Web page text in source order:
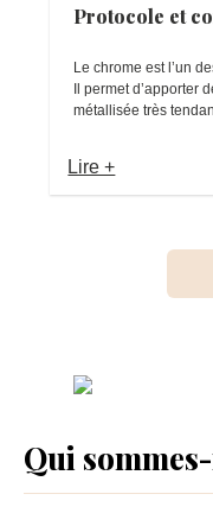
Protocole et
Le chrome est l’un
Il permet d’apporter
métallisée très
Lire +
Qui